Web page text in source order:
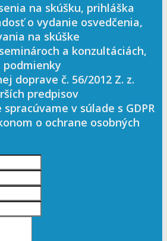
na skúšku, prihláška
o vydanie osvedčenia,
na skúške
a konzultáciách,
podmienky
doprave č. 56/2012 Z. z.
predpisov
v súlade s GDPR
o ochrane osobných